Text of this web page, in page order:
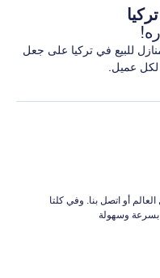
للبيع في تركيا على جعل
لكل عميل.
أو اتصل بنا. وفي كلتا
بسرعة وسهولة